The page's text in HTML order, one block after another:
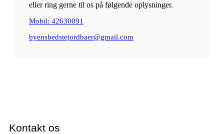
eller ring gerne til os på følgende oplysninger.
Mobil: 42630091
byensbedstejordbaer@gmail.com
Kontakt os